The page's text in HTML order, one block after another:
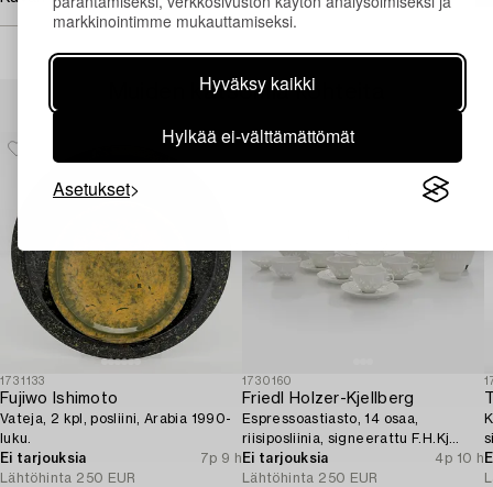
markkinointimme mukauttamiseksi.
Hyväksy kaikki
Hylkää ei-välttämättömät
Asetukset
Muiden katsomia kohteita
1731133
Fujiwo Ishimoto
Vateja, 2 kpl, posliini, Arabia 1990-
luku.
Ei tarjouksia
7p 9 h
Lähtöhinta 250 EUR
1730160
Friedl Holzer-Kjellberg
Espressoastiasto, 14 osaa,
riisiposliinia, signeerattu F.H.Kj
Arabia Finland.
Ei tarjouksia
4p 10 h
Lähtöhinta 250 EUR